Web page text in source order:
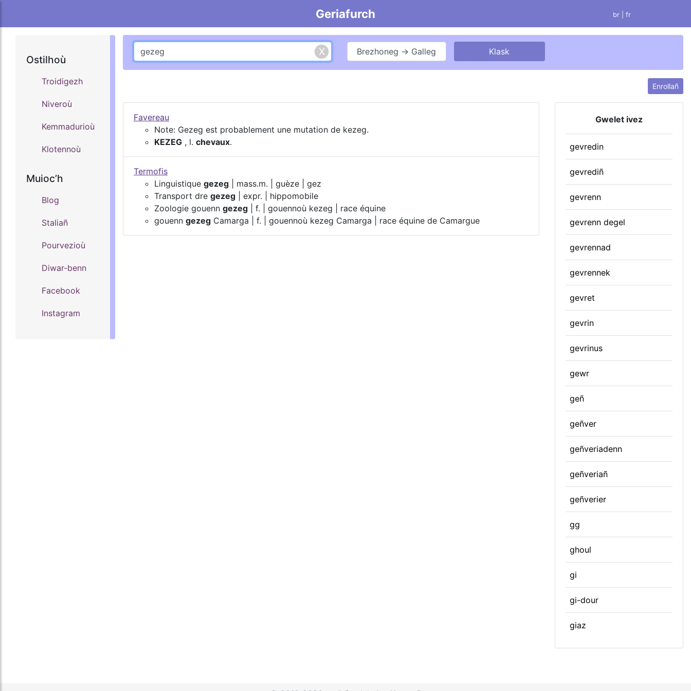
Geriafurch br | fr
Ostilhoù
Troidigezh
Niveroù
Kemmadurioù
Klotennoù
Muiocʼh
Blog
Staliañ
Pourvezioù
Diwar-benn
Facebook
Instagram
Brezhoneg → Galleg
Enrollañ
Favereau
Note: Gezeg est probablement une mutation de kezeg.
KEZEG , l. chevaux.
Termofis
Linguistique gezeg | mass.m. | guèze | gez
Transport dre gezeg | expr. | hippomobile
Zoologie gouenn gezeg | f. | gouennoù kezeg | race équine
gouenn gezeg Camarga | f. | gouennoù kezeg Camarga | race équine de Camargue
Gwelet ivez
gevredin
gevrediñ
gevrenn
gevrenn degel
gevrennad
gevrennek
gevret
gevrin
gevrinus
gewr
geñ
geñver
geñveriadenn
geñveriañ
geñverier
gg
ghoul
gi
gi-dour
giaz